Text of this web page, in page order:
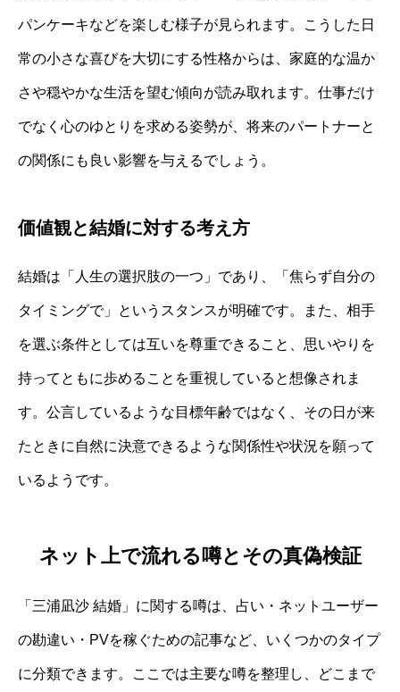
パンケーキなどを楽しむ様子が見られます。こうした日
常の小さな喜びを大切にする性格からは、家庭的な温か
さや穏やかな生活を望む傾向が読み取れます。仕事だけ
でなく心のゆとりを求める姿勢が、将来のパートナーと
の関係にも良い影響を与えるでしょう。
価値観と結婚に対する考え方
結婚は「人生の選択肢の一つ」であり、「焦らず自分の
タイミングで」というスタンスが明確です。また、相手
を選ぶ条件としては互いを尊重できること、思いやりを
持ってともに歩めることを重視していると想像されま
す。公言しているような目標年齢ではなく、その日が来
たときに自然に決意できるような関係性や状況を願って
いるようです。
ネット上で流れる噂とその真偽検証
「三浦凪沙 結婚」に関する噂は、占い・ネットユーザー
の勘違い・PVを稼ぐための記事など、いくつかのタイプ
に分類できます。ここでは主要な噂を整理し、どこまで